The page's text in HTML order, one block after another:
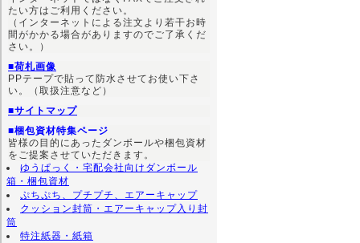
たい方はご利用ください。
（インターネットによる注文より若干お時
間がかかる場合がありますのでご了承くだ
さい。）
■荷札画像
PPテープで貼って防水させてお使い下さ
い。（取扱注意など）
■サイトマップ
■梱包資材特集ページ
皆様の目的にあったダンボールや梱包資材
をご提案させていただきます。
ゆうぱっく・宅配会社向けダンボール
箱・梱包資材
ぷちぷち、プチプチ、エアーキャップ
クッション封筒・エアーキャップ入り封
筒
特注紙器・紙箱